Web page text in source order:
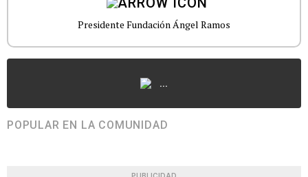
Presidente Fundación Ángel Ramos
...
POPULAR EN LA COMUNIDAD
PUBLICIDAD